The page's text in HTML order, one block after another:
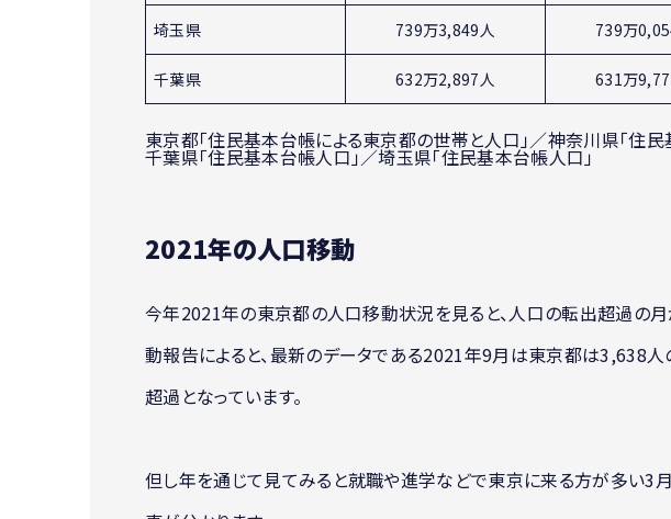
埼玉県 739万3,849人 739万
千葉県 632万2,897人 631万
東京都「住民基本台帳による東京都の世帯と人口」／神奈川県「住民
千葉県「住民基本台帳人口」／埼玉県「住民基本台帳人口」
2021年の人口移動
今年2021年の東京都の人口移動状況を見ると、人口の転出超過の月
動報告によると、最新のデータである2021年9月は東京都は3,638
超過となっています。
但し年を通じて見てみると就職や進学などで東京に来る方が多い3